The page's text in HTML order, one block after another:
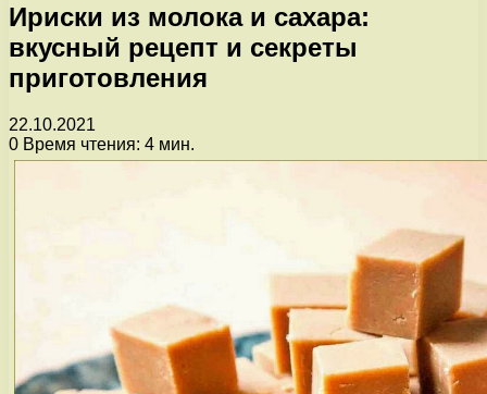
Ириски из молока и сахара:
вкусный рецепт и секреты
приготовления
22.10.2021
0 Время чтения: 4 мин.